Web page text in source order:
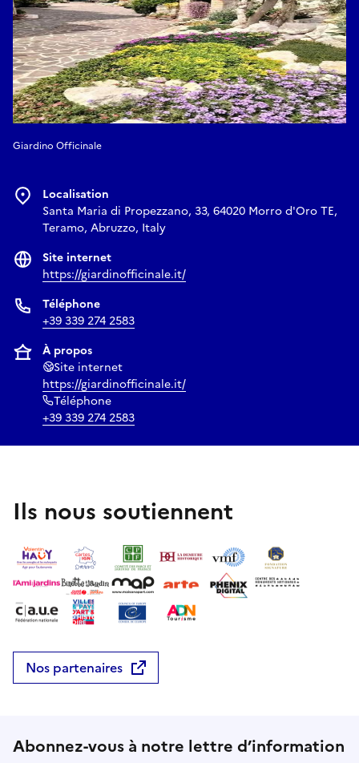
Giardino Officinale
Localisation
Santa Maria di Propezzano, 33, 64020 Morro d'Oro TE,
Teramo, Abruzzo, Italy
Site internet
https://giardinofficinale.it/
Téléphone
+39 339 274 2583
À propos
Site internet
https://giardinofficinale.it/
Téléphone
+39 339 274 2583
Ils nous soutiennent
Nos partenaires
Abonnez-vous à notre lettre d’information